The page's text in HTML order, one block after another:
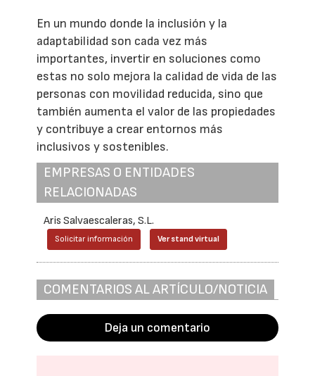
En un mundo donde la inclusión y la
adaptabilidad son cada vez más
importantes, invertir en soluciones como
estas no solo mejora la calidad de vida de las
personas con movilidad reducida, sino que
también aumenta el valor de las propiedades
y contribuye a crear entornos más
inclusivos y sostenibles.
EMPRESAS O ENTIDADES
RELACIONADAS
Aris Salvaescaleras, S.L.
Solicitar información Ver stand virtual
COMENTARIOS AL ARTÍCULO/NOTICIA
Deja un comentario